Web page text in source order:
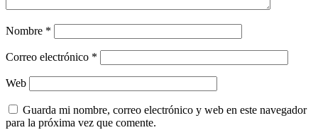
Nombre *
Correo electrónico *
Web
Guarda mi nombre, correo electrónico y web en este navegador
para la próxima vez que comente.